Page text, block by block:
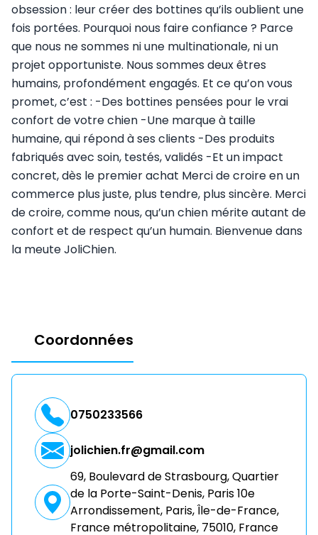
obsession : leur créer des bottines qu’ils oublient une
fois portées. Pourquoi nous faire confiance ? Parce
que nous ne sommes ni une multinationale, ni un
projet opportuniste. Nous sommes deux êtres
humains, profondément engagés. Et ce qu’on vous
promet, c’est : -Des bottines pensées pour le vrai
confort de votre chien -Une marque à taille
humaine, qui répond à ses clients -Des produits
fabriqués avec soin, testés, validés -Et un impact
concret, dès le premier achat Merci de croire en un
commerce plus juste, plus tendre, plus sincère. Merci
de croire, comme nous, qu’un chien mérite autant de
confort et de respect qu’un humain. Bienvenue dans
la meute JoliChien.
Coordonnées
0750233566
jolichien.fr@gmail.com
69, Boulevard de Strasbourg, Quartier
de la Porte-Saint-Denis, Paris 10e
Arrondissement, Paris, Île-de-France,
France métropolitaine, 75010, France